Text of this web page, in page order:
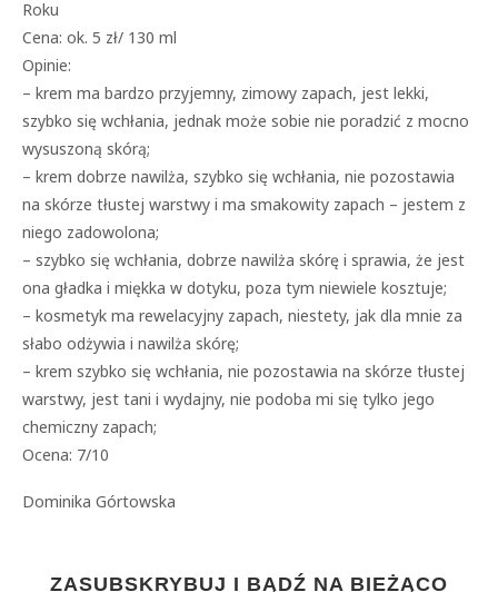
Roku
Cena: ok. 5 zł/ 130 ml
Opinie:
– krem ma bardzo przyjemny, zimowy zapach, jest lekki,
szybko się wchłania, jednak może sobie nie poradzić z mocno
wysuszoną skórą;
– krem dobrze nawilża, szybko się wchłania, nie pozostawia
na skórze tłustej warstwy i ma smakowity zapach – jestem z
niego zadowolona;
– szybko się wchłania, dobrze nawilża skórę i sprawia, że jest
ona gładka i miękka w dotyku, poza tym niewiele kosztuje;
– kosmetyk ma rewelacyjny zapach, niestety, jak dla mnie za
słabo odżywia i nawilża skórę;
– krem szybko się wchłania, nie pozostawia na skórze tłustej
warstwy, jest tani i wydajny, nie podoba mi się tylko jego
chemiczny zapach;
Ocena: 7/10
Dominika Górtowska
ZASUBSKRYBUJ I BĄDŹ NA BIEŻĄCO